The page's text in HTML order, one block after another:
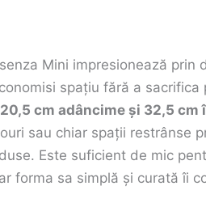
Mini impresionează prin
spațiu fără a sacrifica
20,5 cm adâncime și 32,5 cm
sau chiar spații restrânse
Este suficient de mic
forma sa simplă și curată îi